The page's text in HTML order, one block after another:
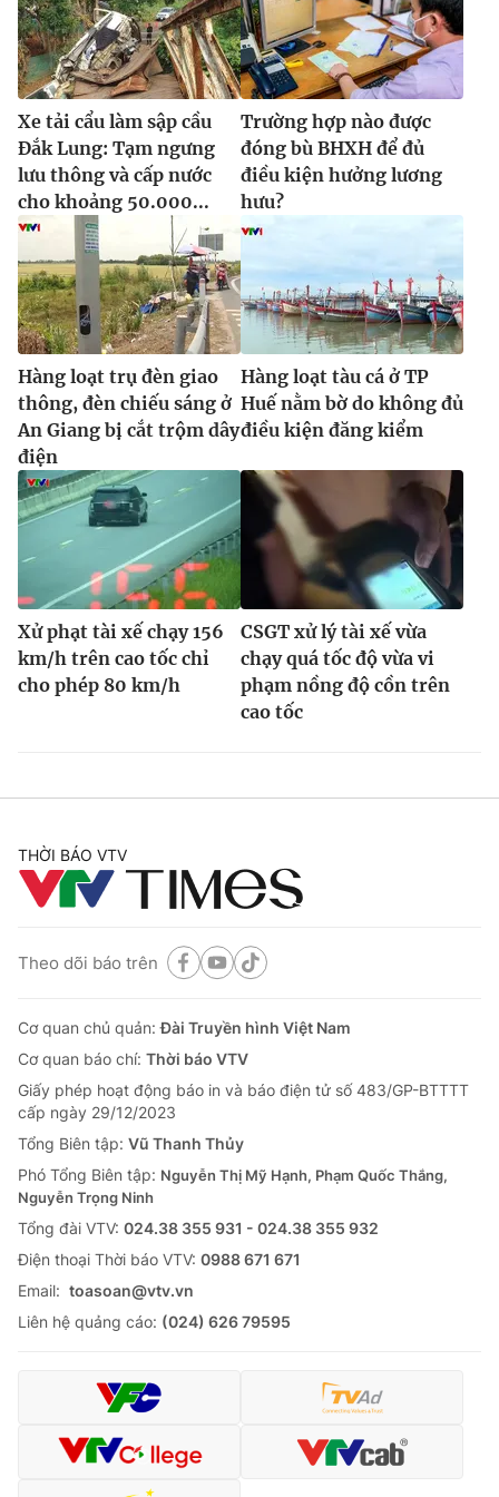
Ðiện thoại Thời báo VTV:024.66 897 897
Email:toasoan@vtv.vn
Liên hệ quảng cáo:024-7300.7108
® Cấm sao chép dưới mọi hình thức nếu không có sự chấp
thuận bằng văn bản. Ghi rõ nguồn VTV.vn khi phát hành lại
thông tin từ website này.
Xe tải cẩu làm sập cầu
Đắk Lung: Tạm ngưng
lưu thông và cấp nước
cho khoảng 50.000...
Trường hợp nào được
đóng bù BHXH để đủ
điều kiện hưởng lương
hưu?
Hàng loạt trụ đèn giao
thông, đèn chiếu sáng ở
An Giang bị cắt trộm dây
điện
Hàng loạt tàu cá ở TP
Huế nằm bờ do không đủ
điều kiện đăng kiểm
Xử phạt tài xế chạy 156
km/h trên cao tốc chỉ
cho phép 80 km/h
CSGT xử lý tài xế vừa
chạy quá tốc độ vừa vi
phạm nồng độ cồn trên
cao tốc
THỜI BÁO VTV
Theo dõi báo trên
Cơ quan chủ quản:Đài Truyền hình Việt Nam
Cơ quan báo chí: Thời báo VTV
Giấy phép hoạt động báo in và báo điện tử số 483/GP-BTTTT
cấp ngày 29/12/2023
Tổng Biên tập: Vũ Thanh Thủy
Phó Tổng Biên tập: Nguyễn Thị Mỹ Hạnh, Phạm Quốc Thắng,
Nguyễn Trọng Ninh
Tổng đài VTV: 024.38 355 931 - 024.38 355 932
Ðiện thoại Thời báo VTV: 0988 671 671
Email: toasoan@vtv.vn
Liên hệ quảng cáo: (024) 626 79595